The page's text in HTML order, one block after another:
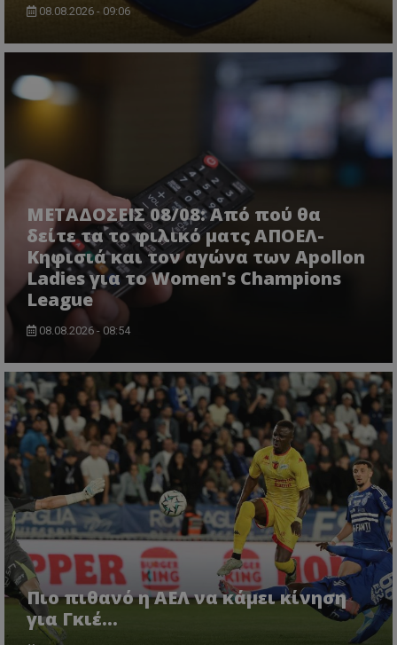
08.08.2026 - 09:06
ΜΕΤΑΔΟΣΕΙΣ 08/08: Από πού θα
δείτε τα το φιλικό ματς ΑΠΟΕΛ-
Κηφισιά και τον αγώνα των Apollon
Ladies για το Women's Champions
League
08.08.2026 - 08:54
Πιο πιθανό η ΑΕΛ να κάμει κίνηση
για Γκιέ…